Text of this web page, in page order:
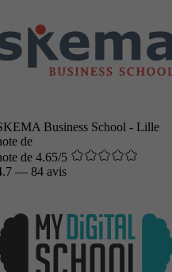
Business School - Lille
de
de 4.65/5
— 84 avis